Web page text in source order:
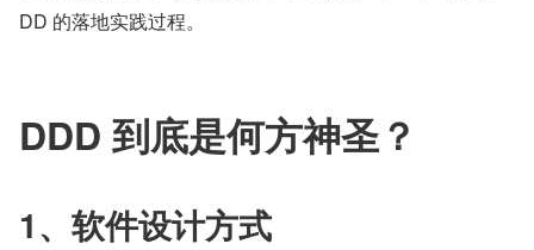
DD 的落地实践过程。
DDD 到底是何方神圣？
1、软件设计方式